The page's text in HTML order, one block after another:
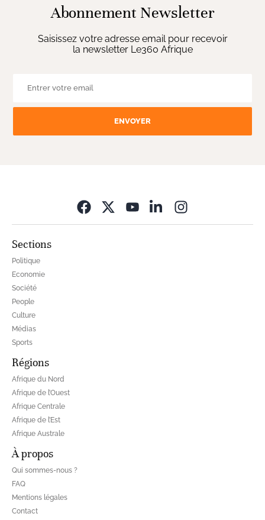
Abonnement Newsletter
Saisissez votre adresse email pour recevoir
la newsletter Le360 Afrique
ENVOYER
Sections
Politique
Economie
Société
People
Culture
Médias
Sports
Régions
Afrique du Nord
Afrique de l’Ouest
Afrique Centrale
Afrique de l’Est
Afrique Australe
À propos
Qui sommes-nous ?
FAQ
Mentions légales
Contact